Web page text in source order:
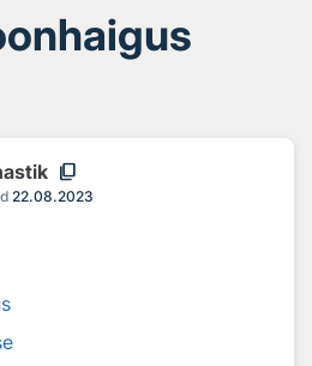
content_copy
22.08.2023